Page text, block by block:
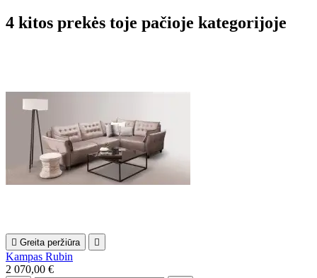
4 kitos prekės toje pačioje kategorijoje
 Greita peržiūra 
Kampas Rubin
2 070,00 €